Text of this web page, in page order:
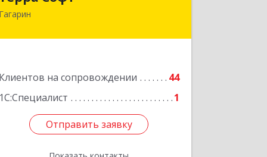
Гагарин
Клиентов на сопровождении
44
1С:Специалист
1
Отправить заявку
215010, Смоленская обл, Гагарин г,
Отправить заявку